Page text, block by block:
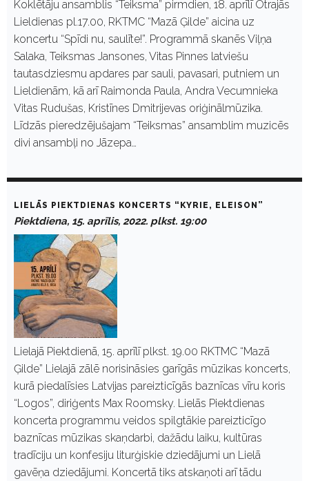
Koklētāju ansamblis “Teiksma” pirmdien, 18. aprīlī Otrajās
Lieldienas pl.17.00, RKTMC “Mazā Ģilde” aicina uz
koncertu “Spīdi nu, saulīte!”. Programmā skanēs Viļņa
Salaka, Teiksmas Jansones, Vitas Pinnes latviešu
tautasdziesmu apdares par sauli, pavasari, putniem un
Lieldienām, kā arī Raimonda Paula, Andra Vecumnieka
Vitas Rudušas, Kristīnes Dmitrijevas oriģinālmūzika.
Līdzās pieredzējušajam “Teiksmas” ansamblim muzicēs
divi ansambļi no Jāzepa…
LIELĀS PIEKTDIENAS KONCERTS “KYRIE, ELEISON”
Piektdiena, 15. aprīlis, 2022. plkst. 19:00
Lielajā Piektdienā, 15. aprīlī plkst. 19.00 RKTMC “Mazā
Ģilde” Lielajā zālē norisināsies garīgās mūzikas koncerts,
kurā piedalīsies Latvijas pareizticīgās baznīcas vīru koris
“Logos”, diriģents Max Roomsky. Lielās Piektdienas
koncerta programmu veidos spilgtākie pareizticīgo
baznīcas mūzikas skaņdarbi, dažādu laiku, kultūras
tradīciju un konfesiju liturģiskie dziedājumi un Lielā
gavēņa dziedājumi. Koncertā tiks atskaņoti arī tādu